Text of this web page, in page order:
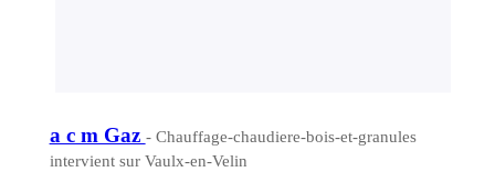
a c m Gaz - Chauffage-chaudiere-bois-et-granules
intervient sur Vaulx-en-Velin